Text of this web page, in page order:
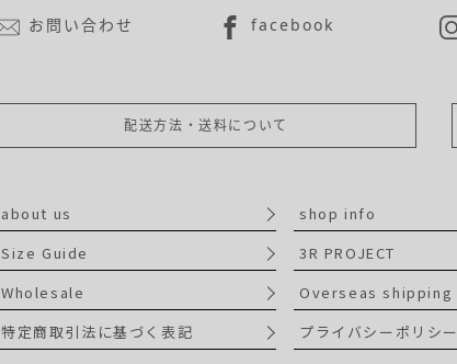
お問い合わせ facebook
配送方法・送料について
about us shop info
Size Guide
3R PROJECT
Wholesale
Overseas shipping
特定商取引法に基づく表記
プライバシーポリシー